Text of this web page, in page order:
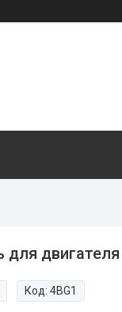
для двигателя
Код:4BG1